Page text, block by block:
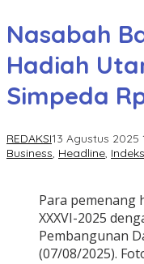
Nasabah
Hadiah
Simpeda
REDAKSI13 Agustus 2025
Business, Headline, Indeks
Para pemenang
XXXVI-2025
Pembangunan
(07/08/2025).